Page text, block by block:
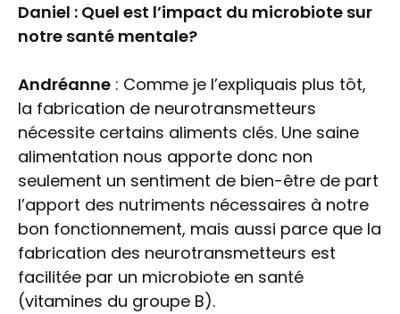
Daniel : Quel est l’impact du microbiote sur
notre santé mentale?
Andréanne : Comme je l’expliquais plus tôt,
la fabrication de neurotransmetteurs
nécessite certains aliments clés. Une saine
alimentation nous apporte donc non
seulement un sentiment de bien-être de part
l’apport des nutriments nécessaires à notre
bon fonctionnement, mais aussi parce que la
fabrication des neurotransmetteurs est
facilitée par un microbiote en santé
(vitamines du groupe B).